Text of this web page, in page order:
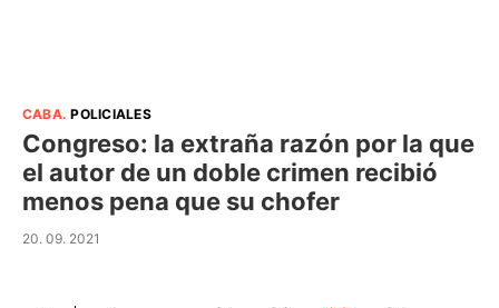
CABA.POLICIALES
Congreso: la extraña razón por la que
el autor de un doble crimen recibió
menos pena que su chofer
20. 09. 2021